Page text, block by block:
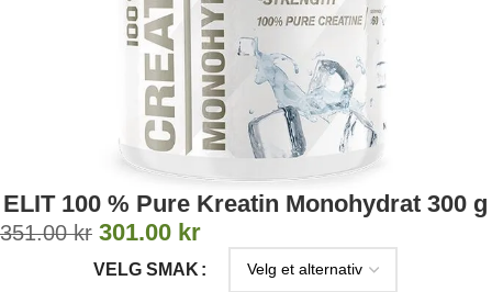
ELIT 100 % Pure Kreatin Monohydrat 300 g
351.00kr 301.00 kr
VELG SMAK